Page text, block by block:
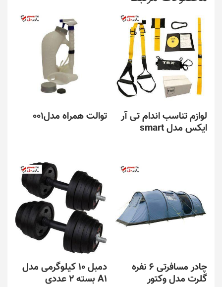
لوازم تناسب اندام تی آر
ایکس مدل smart
توالت همراه مدل001
چادر مسافرتی 6 نفره
گلرت مدل وکتور
دمبل 10 کیلوگرمی مدل
A1 بسته 2 عددی